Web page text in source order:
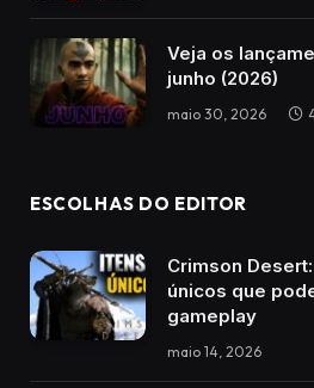
Veja os
junho (2026)
maio 30, 2026
ESCOLHAS DO EDITOR
Crimson
únicos que
gameplay
maio 14, 2026